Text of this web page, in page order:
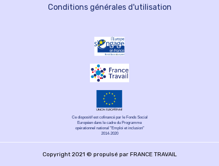
Conditions générales d'utilisation
Ce dispositif est cofinancé par le Fonds Social
Européen dans le cadre du Programme
opérationnel national "Emploi et inclusion"
2014-2020
Copyright 2021 © propulsé par FRANCE TRAVAIL